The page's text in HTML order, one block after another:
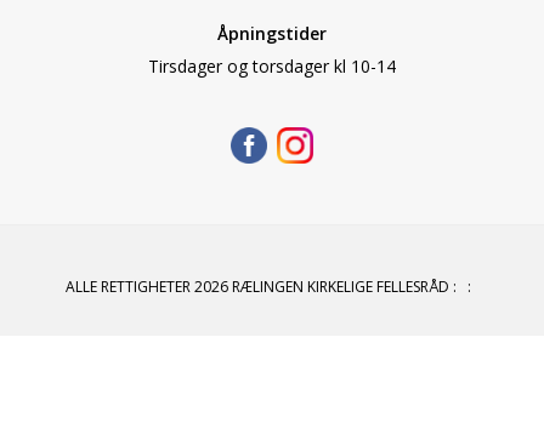
Åpningstider
Tirsdager og torsdager kl 10-14
ALLE RETTIGHETER 2026 RÆLINGEN KIRKELIGE FELLESRÅD : :